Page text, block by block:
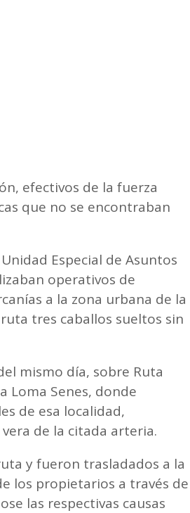
efectivos de la fuerza
que no se encontraban
Especial de Asuntos
operativos de
a la zona urbana de la
tres caballos sueltos sin
mismo día, sobre Ruta
Loma Senes, donde
de esa localidad,
de la citada arteria.
y fueron trasladados a la
los propietarios a través de
las respectivas causas